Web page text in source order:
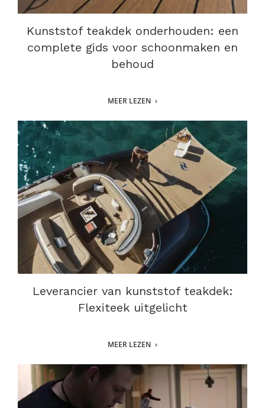
Kunststof teakdek onderhouden: een
complete gids voor schoonmaken en
behoud
MEER LEZEN
Leverancier van kunststof teakdek:
Flexiteek uitgelicht
MEER LEZEN